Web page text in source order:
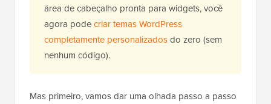
área de cabeçalho pronta para widgets, você
agora podecriar temas WordPress
completamente personalizadosdo zero (sem
nenhum código).
Mas primeiro, vamos dar uma olhada passo a passo